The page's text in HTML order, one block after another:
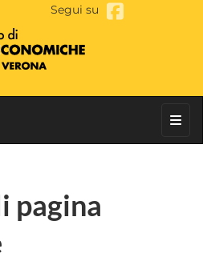
Segui su
pagina